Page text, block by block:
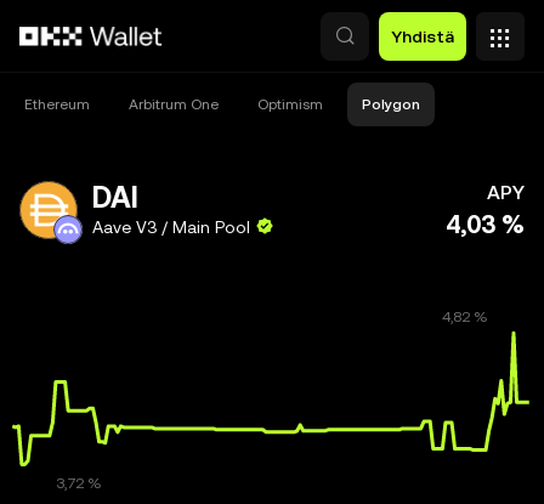
Yhdistä
Ethereum Arbitrum One Optimism Polygon
DAI
Aave V3 / Main Pool
APY
4,03 %